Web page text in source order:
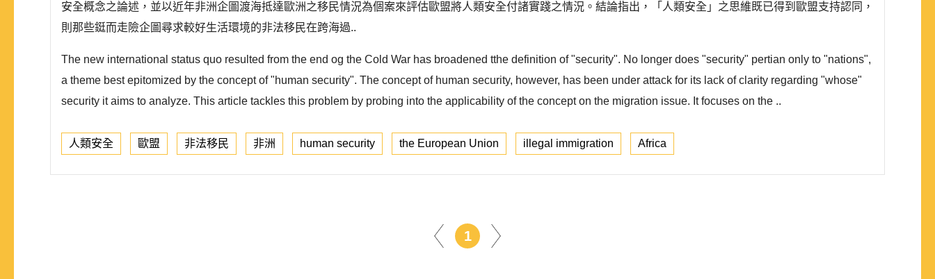
安全概念之論述，並以近年非洲企圖渡海抵達歐洲之移民情況為個案來評估歐盟將人類安全付諸實踐之情況。結論指出，「人類安全」之思維既已得到歐盟支持認同，
則那些鋌而走險企圖尋求較好生活環境的非法移民在跨海過..
The new international status quo resulted from the end og the Cold War has broadened tthe definition of "security". No longer does "security" pertian only to "nations",
a theme best epitomized by the concept of "human security". The concept of human security, however, has been under attack for its lack of clarity regarding "whose"
security it aims to analyze. This article tackles this problem by probing into the applicability of the concept on the migration issue. It focuses on the ..
人類安全 歐盟 非法移民 非洲 human security the European Union illegal immigration Africa
1